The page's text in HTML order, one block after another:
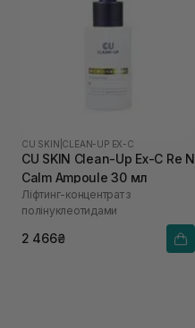
CU SKIN CLEAN-UP EX-C
CU SKIN Clean-Up Ex-C Re N
Calm Ampoule 30 мл
Ліфтинг-концентрат з
полінуклеотидами
2 466₴